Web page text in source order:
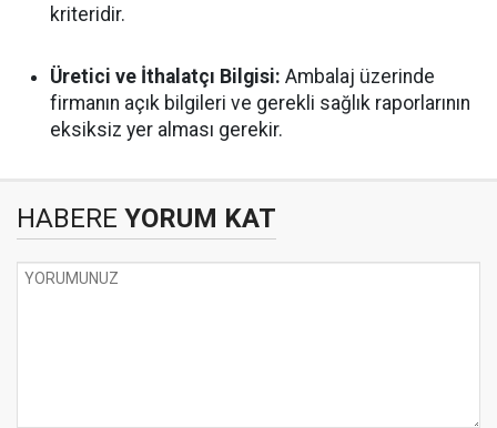
kriteridir.
Üretici ve İthalatçı Bilgisi: Ambalaj üzerinde
firmanın açık bilgileri ve gerekli sağlık raporlarının
eksiksiz yer alması gerekir.
HABERE YORUM KAT